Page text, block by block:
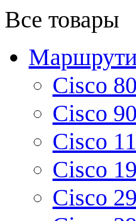
Все товары
Cisco
Cisco
Cisco
Cisco
Cisco